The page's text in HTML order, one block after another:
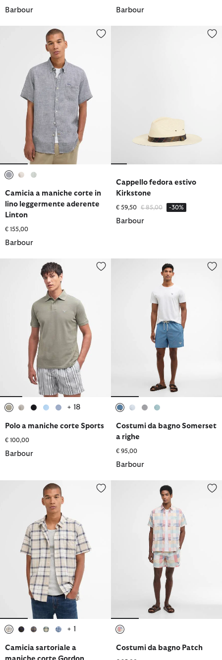
Barbour Barbour
Camicia a maniche corte in lino leggermente aderente Linton
Camicia a maniche corte in
lino leggermente aderente
Linton
€ 155,00
Barbour
Cappello fedora estivo
Cappello fedora estivo
Kirkstone
€ 59,50 Prezzo ridotto da
€ 85,00a -30%
Barbour
Polo a maniche corte Sports
+ 18
Polo a maniche corte Sports
€ 100,00
Barbour
Costumi da bagno Somerset a
Costumi da bagno Somerset
a righe
€ 95,00
Barbour
Camicia sartoriale a maniche corte Gordon
+ 1
Camicia sartoriale a
maniche corte Gordon
Costumi da bagno Patch
Costumi da bagno Patch